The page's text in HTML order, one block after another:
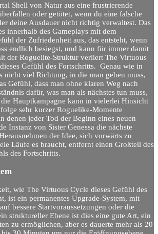
Shell von Natur aus eine frustrierende
oder getötet, wenn du eine falsche
deine Ausdauer nicht richtig verwaltest. Das
innerhalb des Gameplays mit dem
der Zufriedenheit aus, das entsteht, wenn
endlich besiegst, und kann für immer damit
der Roguelite-Struktur verliert The Virtuous
Gefühl des Fortschritts. Genau wie in
nicht viel Richtung, in die man gehen muss,
Gefühl, dass man ohne klaren Weg nach
dafür, was man als nächstes tun muss,
Hauptkampagne kann in vielerlei Hinsicht
sehr kurzer Roguelike-Momente
denen jeder Tod der Beginn eines neuen
Instanz von Sister Genessa die nächste
der Idee, sich vorwärts zu
Läufe es braucht, entfernt einen Großteil des
des Fortschritts.
wie The Virtuous Cycle dieses Gefühl des
ist ein permanentes Upgrade-System, mit
bessere Startvoraussetzungen oder die
struktureller Ebene ist dies eine gute Art, ein
zu ermöglichen, aber es dauerte mehr als 20